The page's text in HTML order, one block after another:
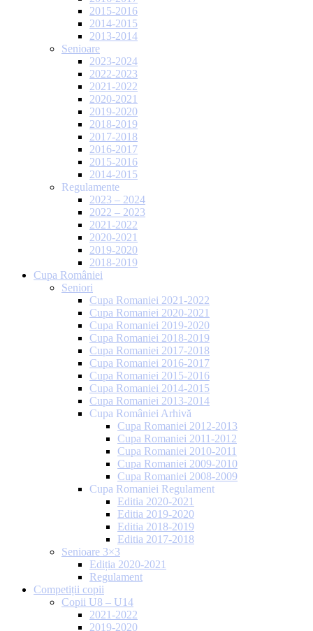
2015-2016
2014-2015
2013-2014
Senioare
2023-2024
2022-2023
2021-2022
2020-2021
2019-2020
2018-2019
2017-2018
2016-2017
2015-2016
2014-2015
Regulamente
2023 – 2024
2022 – 2023
2021-2022
2020-2021
2019-2020
2018-2019
Cupa României
Seniori
Cupa Romaniei 2021-2022
Cupa Romaniei 2020-2021
Cupa Romaniei 2019-2020
Cupa Romaniei 2018-2019
Cupa Romaniei 2017-2018
Cupa Romaniei 2016-2017
Cupa Romaniei 2015-2016
Cupa Romaniei 2014-2015
Cupa Romaniei 2013-2014
Cupa României Arhivă
Cupa Romaniei 2012-2013
Cupa Romaniei 2011-2012
Cupa Romaniei 2010-2011
Cupa Romaniei 2009-2010
Cupa Romaniei 2008-2009
Cupa Romaniei Regulament
Editia 2020-2021
Editia 2019-2020
Editia 2018-2019
Editia 2017-2018
Senioare 3×3
Ediția 2020-2021
Regulament
Competiții copii
Copii U8 – U14
2021-2022
2019-2020